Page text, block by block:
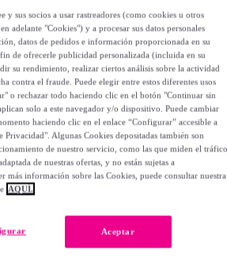
para
de
-50%
y sus socios a usar rastreadores (como cookies u otros
adelante "Cookies") y a procesar sus datos personales
datos de pedidos e información proporcionada en su
de ofrecerle publicidad personalizada (incluida en su
su rendimiento, realizar ciertos análisis sobre la actividad
contra el fraude. Puede elegir entre estos diferentes usos
o rechazar todo haciendo clic en el botón "Continuar sin
solo a este navegador y/o dispositivo. Puede cambiar
haciendo clic en el enlace “Configurar” accesible a
Privacidad". Algunas Cookies depositadas también son
de nuestro servicio, como las que miden el
de nuestras ofertas, y no están sujetas a
más información sobre las Cookies, puede consultar nuestra
AQUÍ.
Aceptar